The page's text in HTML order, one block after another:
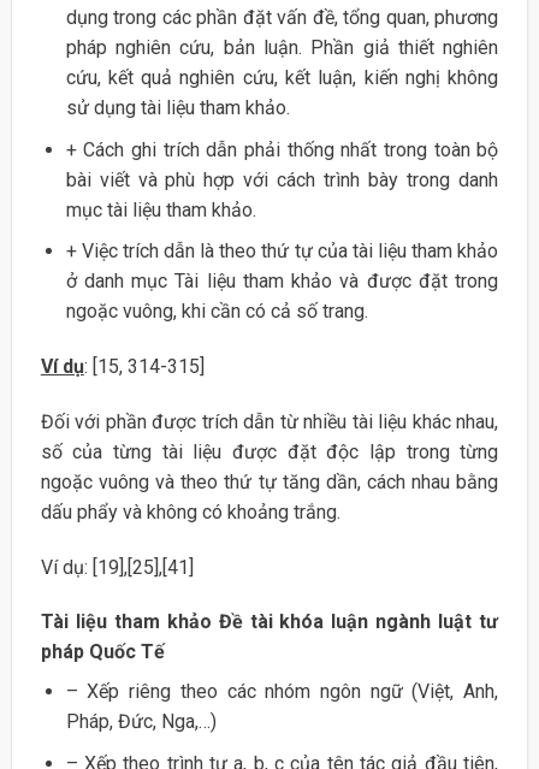
dụng trong các phần đặt vấn đề, tổng quan, phương
pháp nghiên cứu, bản luận. Phần giả thiết nghiên
cứu, kết quả nghiên cứu, kết luận, kiến nghị không
sử dụng tài liệu tham khảo.
+ Cách ghi trích dẫn phải thống nhất trong toàn bộ
bài viết và phù hợp với cách trình bày trong danh
mục tài liệu tham khảo.
+ Việc trích dẫn là theo thứ tự của tài liệu tham khảo
ở danh mục Tài liệu tham khảo và được đặt trong
ngoặc vuông, khi cần có cả số trang.
Ví dụ: [15, 314-315]
Đối với phần được trích dẫn từ nhiều tài liệu khác nhau,
số của từng tài liệu được đặt độc lập trong từng
ngoặc vuông và theo thứ tự tăng dần, cách nhau bằng
dấu phẩy và không có khoảng trắng.
Ví dụ: [19],[25],[41]
Tài liệu tham khảo Đề tài khóa luận ngành luật tư
pháp Quốc Tế
– Xếp riêng theo các nhóm ngôn ngữ (Việt, Anh,
Pháp, Đức, Nga,…)
– Xếp theo trình tự a, b, c của tên tác giả đầu tiên,